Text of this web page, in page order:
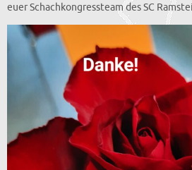
euer Schachkongressteam des SC